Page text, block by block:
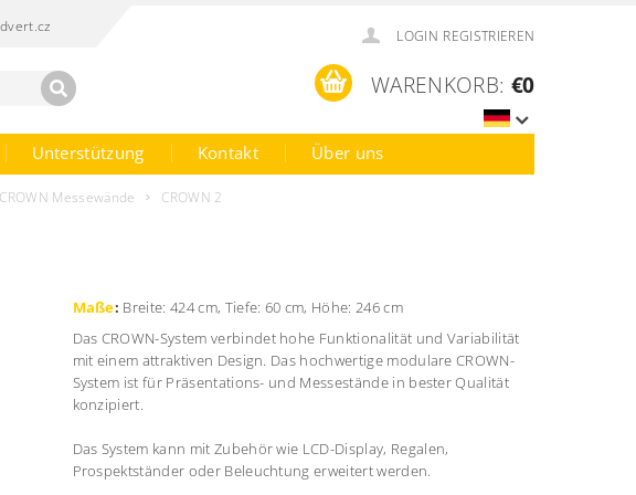
LOGIN REGISTRIEREN
WARENKORB: €0
Unterstützung Kontakt
Über uns
CROWN Messewände CROWN 2
Maße: Breite: 424 cm, Tiefe: 60 cm, Höhe: 246 cm
Das CROWN-System verbindet hohe Funktionalität und Variabilität
mit einem attraktiven Design. Das hochwertige modulare CROWN-
System ist für Präsentations- und Messestände in bester Qualität
konzipiert.
Das System kann mit Zubehör wie LCD-Display, Regalen,
Prospektständer oder Beleuchtung erweitert werden.